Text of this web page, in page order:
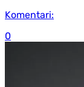
Komentari:
0